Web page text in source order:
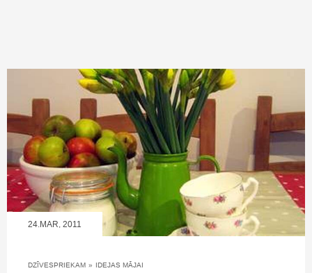
24.MAR, 2011
DZĪVESPRIEKAM » IDEJAS MĀJAI